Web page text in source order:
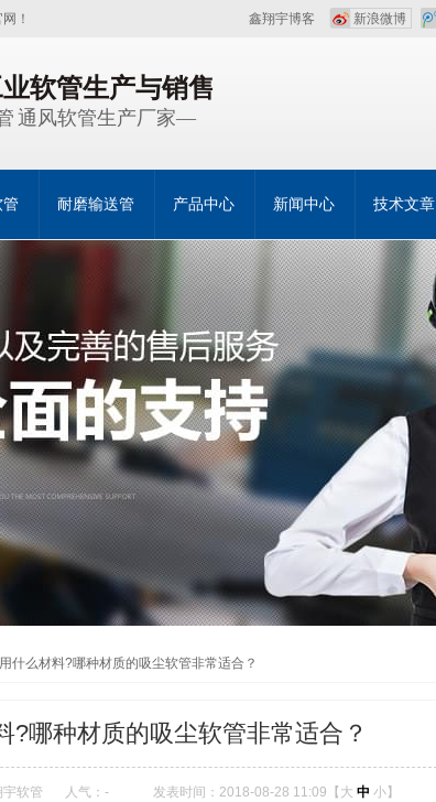
鑫翔宇博客 新浪微博
！
软管生产与销售
通风软管生产厂家—
耐磨输送管 产品中心 新闻中心 技术文章
什么材料?哪种材质的吸尘软管非常适合？
?哪种材质的吸尘软管非常适合？
软管 人气： - 发表时间：2018-08-28 11:09【 大 中 小】